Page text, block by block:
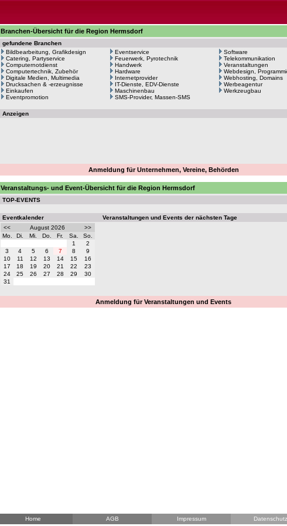
Branchen-Übersicht für die Region Hermsdorf
gefundene Branchen
Bildbearbeitung, Grafikdesign
Catering, Partyservice
Computernotdienst
Computertechnik, Zubehör
Digitale Medien, Multimedia
Drucksachen & -erzeugnisse
Einkaufen
Eventpromotion
Eventservice
Feuerwerk, Pyrotechnik
Handwerk
Hardware
Internetprovider
IT-Dienste, EDV-Dienste
Maschinenbau
SMS-Provider, Massen-SMS
Software
Telekommunikation
Veranstaltungen
Webdesign,
Webhosting, Domains
Werbeagentur
Werkzeugbau
Anzeigen
Anmeldung für Unternehmen, Vereine, Behörden
Veranstaltungs- und Event-Übersicht für die Region Hermsdorf
TOP-EVENTS
Eventkalender
Veranstaltungen und Events der nächsten Tage
<<
August 2026
>>
Mo.
Di. Mi. Do. Fr. Sa.
So.
1
2
3
4 5 6 7 8
9
10
11 12 13 14 15
16
17
18 19 20 21 22
23
24
25 26 27 28 29
30
31
Anmeldung für Veranstaltungen und Events
Home AGB Impressum Datenschutz